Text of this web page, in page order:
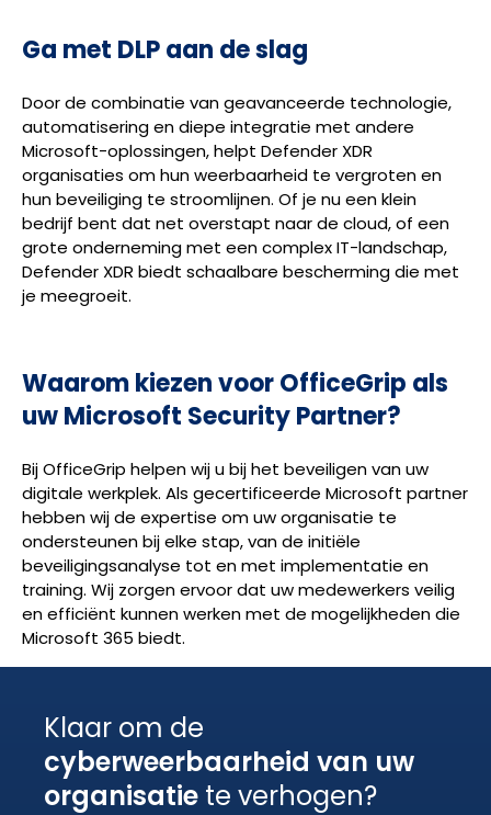
Ga met DLP aan de slag
Door de combinatie van geavanceerde technologie,
automatisering en diepe integratie met andere
Microsoft-oplossingen, helpt Defender XDR
organisaties om hun weerbaarheid te vergroten en
hun beveiliging te stroomlijnen. Of je nu een klein
bedrijf bent dat net overstapt naar de cloud, of een
grote onderneming met een complex IT-landschap,
Defender XDR biedt schaalbare bescherming die met
je meegroeit.
Waarom kiezen voor OfficeGrip als
uw Microsoft Security Partner?
Bij OfficeGrip helpen wij u bij het beveiligen van uw
digitale werkplek. Als gecertificeerde Microsoft partner
hebben wij de expertise om uw organisatie te
ondersteunen bij elke stap, van de initiële
beveiligingsanalyse tot en met implementatie en
training. Wij zorgen ervoor dat uw medewerkers veilig
en efficiënt kunnen werken met de mogelijkheden die
Microsoft 365 biedt.
Klaar om de
cyberweerbaarheid van uw
organisatie te verhogen?